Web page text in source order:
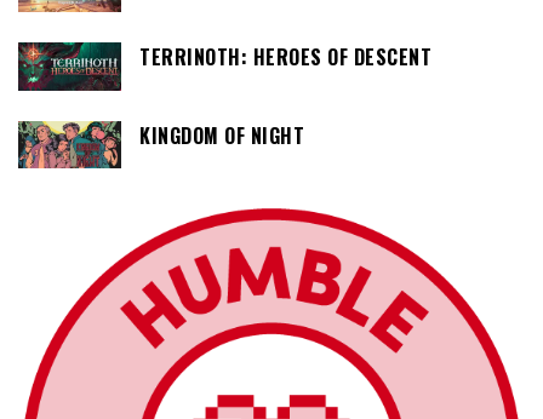
TERRINOTH: HEROES OF DESCENT
KINGDOM OF NIGHT